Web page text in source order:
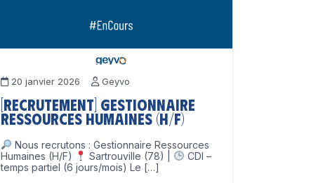
20 janvier 2026 Geyvo
[Recrutement] Gestionnaire
Ressources Humaines (H/F)
Nous recrutons : Gestionnaire Ressources
Humaines (H/F)
Sartrouville (78) |
CDI –
temps partiel (6 jours/mois) Le […]